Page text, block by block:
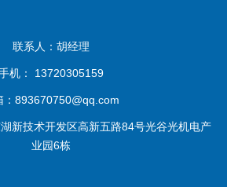
联系人：胡经理
机： 13720305159
：893670750@qq.com
新技术开发区高新五路84号光谷光机电产
业园6栋